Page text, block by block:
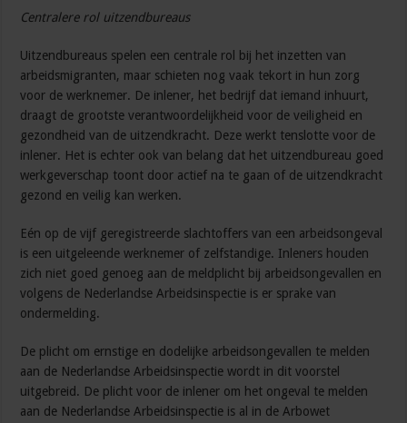
Centralere rol uitzendbureaus
Uitzendbureaus spelen een centrale rol bij het inzetten van
arbeidsmigranten, maar schieten nog vaak tekort in hun zorg
voor de werknemer. De inlener, het bedrijf dat iemand inhuurt,
draagt de grootste verantwoordelijkheid voor de veiligheid en
gezondheid van de uitzendkracht. Deze werkt tenslotte voor de
inlener. Het is echter ook van belang dat het uitzendbureau goed
werkgeverschap toont door actief na te gaan of de uitzendkracht
gezond en veilig kan werken.
Eén op de vijf geregistreerde slachtoffers van een arbeidsongeval
is een uitgeleende werknemer of zelfstandige. Inleners houden
zich niet goed genoeg aan de meldplicht bij arbeidsongevallen en
volgens de Nederlandse Arbeidsinspectie is er sprake van
ondermelding.
De plicht om ernstige en dodelijke arbeidsongevallen te melden
aan de Nederlandse Arbeidsinspectie wordt in dit voorstel
uitgebreid. De plicht voor de inlener om het ongeval te melden
aan de Nederlandse Arbeidsinspectie is al in de Arbowet